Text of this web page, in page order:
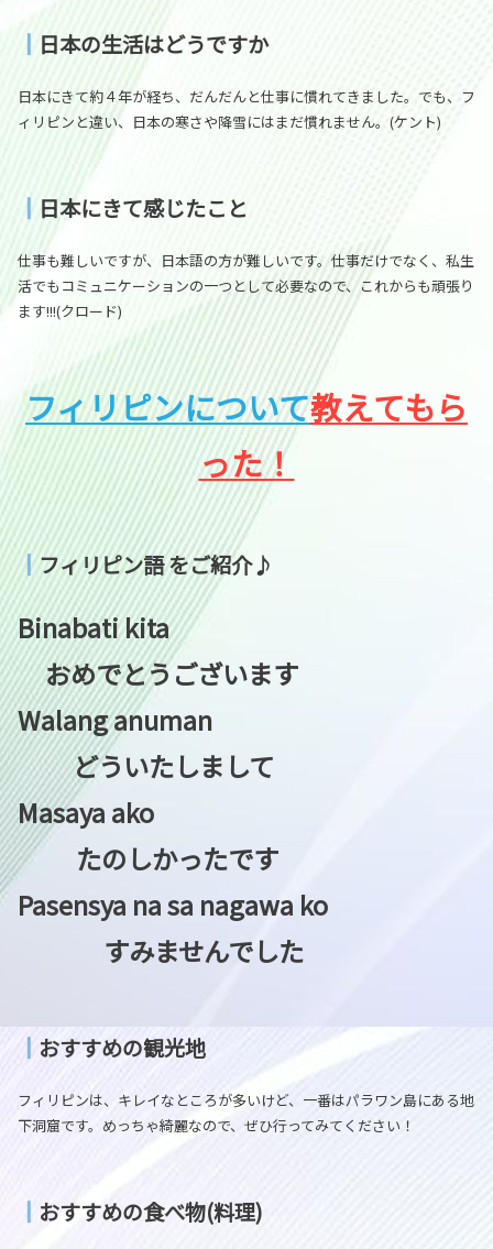
┃ 日本の生活はどうですか
日本にきて約４年が経ち、だんだんと仕事に慣れてきました。でも、フ
ィリピンと違い、日本の寒さや降雪にはまだ慣れません。(ケント)
┃ 日本にきて感じたこと
仕事も難しいですが、日本語の方が難しいです。仕事だけでなく、私生
活でもコミュニケーションの一つとして必要なので、これからも頑張り
ます!!!(クロード)
フィリピンについて教えてもら
った！
┃フィリピン語 をご紹介♪
Binabati kita
おめでとうございます
Walang anuman
どういたしまして
Masaya ako
たのしかったです
Pasensya na sa nagawa ko
すみませんでした
┃ おすすめの観光地
フィリピンは、キレイなところが多いけど、一番はパラワン島にある地
下洞窟です。めっちゃ綺麗なので、ぜひ行ってみてください！
┃ おすすめの食べ物(料理)